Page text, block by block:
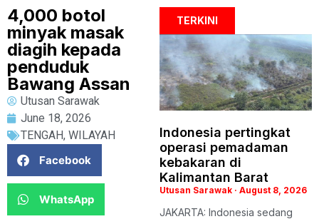
4,000 botol
minyak masak
diagih kepada
penduduk
Bawang Assan
Utusan Sarawak
June 18, 2026
TENGAH, WILAYAH
Facebook
WhatsApp
TERKINI
Indonesia pertingkat
operasi pemadaman
kebakaran di
Kalimantan Barat
Utusan Sarawak August 8, 2026
JAKARTA: Indonesia sedang